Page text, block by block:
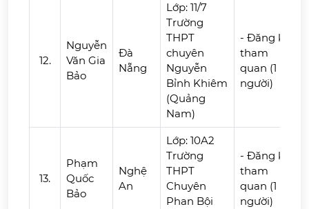
12.
Nguyễn
Văn Gia
Bảo
Đà
Nẵng
Lớp: 11/7
Trường
THPT
chuyên
Nguyễn
Bỉnh Khiêm
(Quảng
Nam)
- Đăng ký
tham
quan (1
người)
13.
Phạm
Quốc
Bảo
Nghệ
An
Lớp: 10A2
Trường
THPT
Chuyên
Phan Bội
- Đăng ký
tham
quan (1
người)